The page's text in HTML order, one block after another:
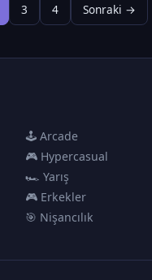
3 4 Sonraki →
🕹️ Arcade
🎮 Hypercasual
🏎️ Yarış
🎮 Erkekler
🎯 Nişancılık